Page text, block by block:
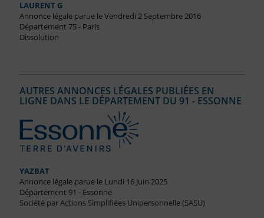
LAURENT G
Annonce légale parue le Vendredi 2 Septembre 2016
Département 75 - Paris
Dissolution
AUTRES ANNONCES LÉGALES PUBLIÉES EN
LIGNE DANS LE DÉPARTEMENT DU 91 - ESSONNE
YAZBAT
Annonce légale parue le Lundi 16 Juin 2025
Département 91 - Essonne
Société par Actions Simplifiées Unipersonnelle (SASU)